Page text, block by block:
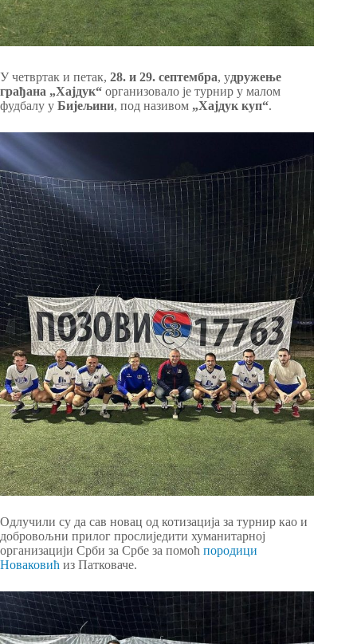
У четвртак и петак, 28. и 29. септембра, удружење
грађана „Хајдук“ организовало је турнир у малом
фудбалу у Бијељини, под називом „Хајдук куп“.
Одлучили су да сав новац од котизација за турнир као и
добровољни прилог прослиједити хуманитарној
организацији Срби за Србе за помоћ породици
Новаковић из Патковаче.